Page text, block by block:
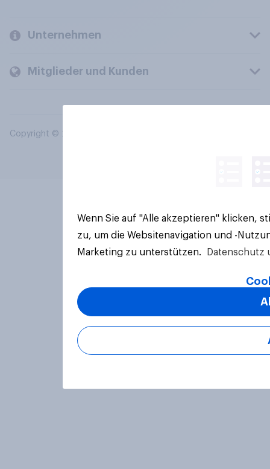
Unternehmen
Mitglieder und Kunden
Copyright © 2026 YouGov PLC. Alle Rechte vorbehalten.
Wenn Sie auf "Alle akzeptieren" klicken,
zu, um die Websitenavigation und -
Marketing zu unterstützen.
Datenschutz